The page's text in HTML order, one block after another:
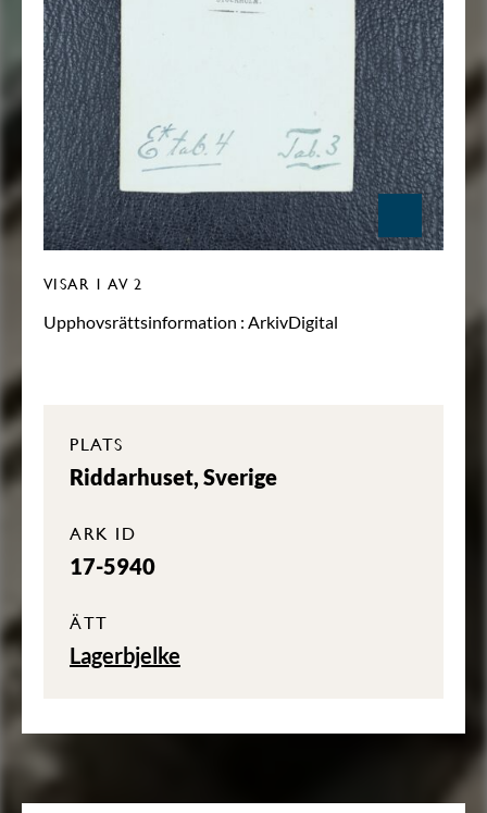
VISAR 1 AV 2
Upphovsrättsinformation : ArkivDigital
PLATS
Riddarhuset, Sverige
ARK ID
17-5940
ÄTT
Lagerbjelke